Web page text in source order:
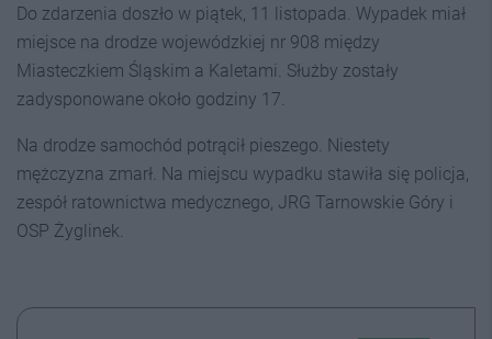
Do zdarzenia doszło w piątek, 11 listopada. Wypadek miał
miejsce na drodze wojewódzkiej nr 908 między
Miasteczkiem Śląskim a Kaletami. Służby zostały
zadysponowane około godziny 17.
Na drodze samochód potrącił pieszego. Niestety
mężczyzna zmarł. Na miejscu wypadku stawiła się policja,
zespół ratownictwa medycznego, JRG Tarnowskie Góry i
OSP Żyglinek.